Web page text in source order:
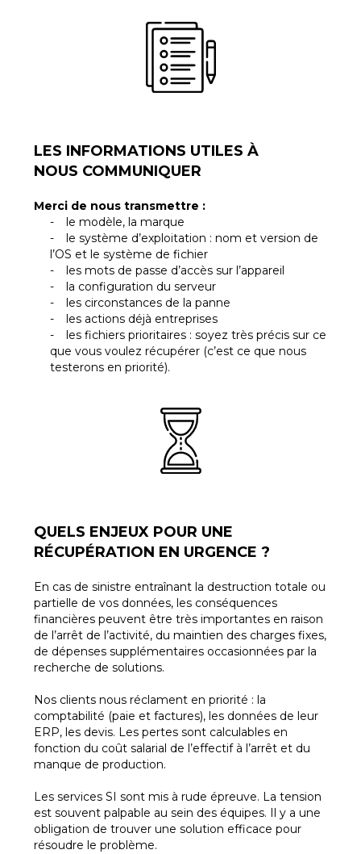
LES INFORMATIONS UTILES À
NOUS COMMUNIQUER
Merci de nous transmettre :
le modèle, la marque
le système d’exploitation : nom et version de
l’OS et le système de fichier
les mots de passe d’accès sur l’appareil
la configuration du serveur
les circonstances de la panne
les actions déjà entreprises
les fichiers prioritaires : soyez très précis sur ce
que vous voulez récupérer (c’est ce que nous
testerons en priorité).
QUELS ENJEUX POUR UNE
RÉCUPÉRATION EN URGENCE ?
En cas de sinistre entraînant la destruction totale ou
partielle de vos données, les conséquences
financières peuvent être très importantes en raison
de l’arrêt de l’activité, du maintien des charges fixes,
de dépenses supplémentaires occasionnées par la
recherche de solutions.
Nos clients nous réclament en priorité : la
comptabilité (paie et factures), les données de leur
ERP, les devis. Les pertes sont calculables en
fonction du coût salarial de l’effectif à l’arrêt et du
manque de production.
Les services SI sont mis à rude épreuve. La tension
est souvent palpable au sein des équipes. Il y a une
obligation de trouver une solution efficace pour
résoudre le problème.